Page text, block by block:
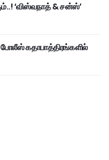
‘விஸ்வநாத் & சன்ஸ்’
கதாபாத்திரங்களில்